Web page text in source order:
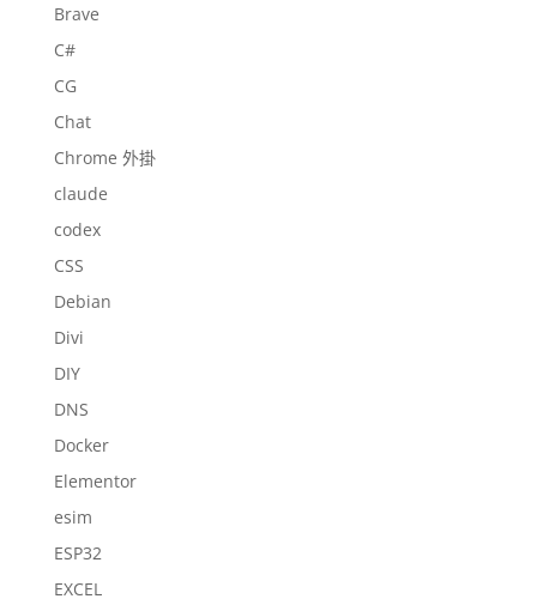
Brave
C#
CG
Chat
Chrome 外掛
claude
codex
CSS
Debian
Divi
DIY
DNS
Docker
Elementor
esim
ESP32
EXCEL